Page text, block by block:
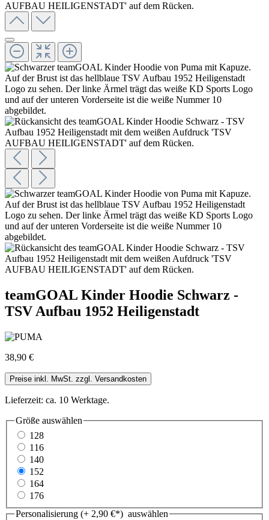
teamGOAL Kinder Hoodie Schwarz -
TSV Aufbau 1952 Heiligenstadt
38,90 €
Preise inkl. MwSt. zzgl. Versandkosten
Lieferzeit: ca. 10 Werktage.
Größe auswählen
128
116
140
152
164
176
Personalisierung (+ 2,90 €*) auswählen